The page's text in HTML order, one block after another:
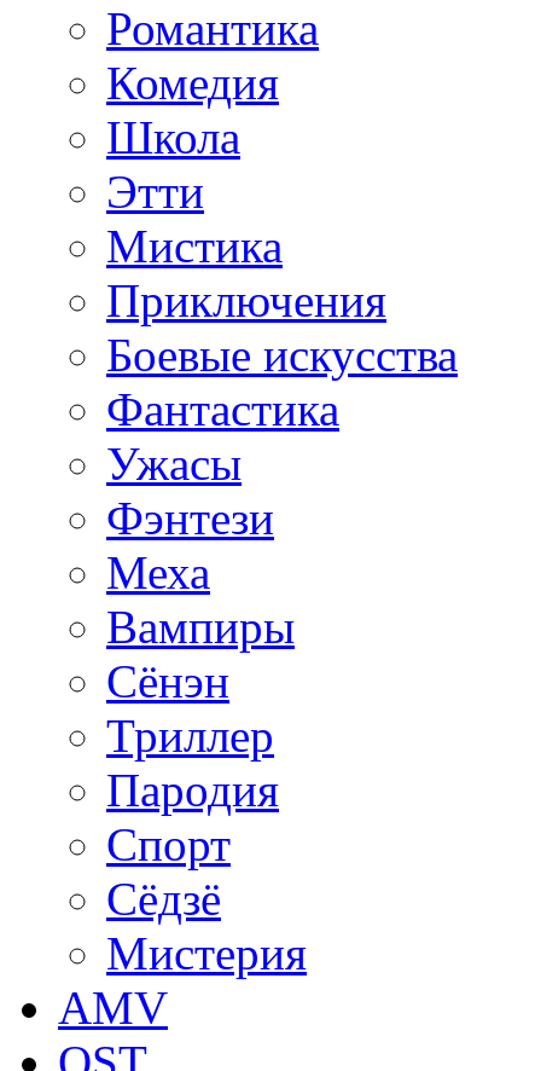
Романтика
Комедия
Школа
Этти
Мистика
Приключения
Боевые искусства
Фантастика
Ужасы
Фэнтези
Меха
Вампиры
Сёнэн
Триллер
Пародия
Спорт
Сёдзё
Мистерия
AMV